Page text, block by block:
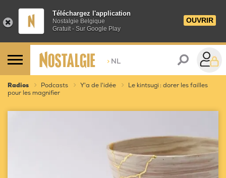
Téléchargez l'application
Nostalgie Belgique
Gratuit - Sur Google Play
OUVRIR
> NL
Radios Podcasts Y'a de l'idée
Le kintsugi : dorer les failles
pour les magnifier